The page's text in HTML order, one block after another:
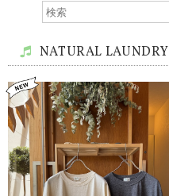
NATURAL LAUNDRY